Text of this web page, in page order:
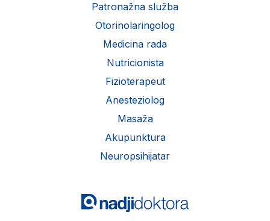
Patronažna služba
Otorinolaringolog
Medicina rada
Nutricionista
Fizioterapeut
Anesteziolog
Masaža
Akupunktura
Neuropsihijatar